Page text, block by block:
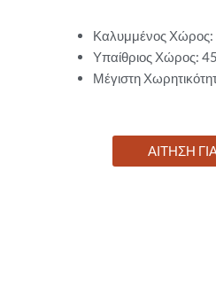
Καλυμμένος Χώρος:
Υπαίθριος Χώρος:
Μέγιστη
ΑΙΤΗΣΗ